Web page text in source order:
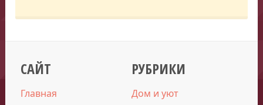
САЙТ
Главная
РУБРИКИ
Дом и уют